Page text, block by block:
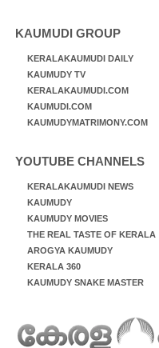
KAUMUDI GROUP
KERALAKAUMUDI DAILY
KAUMUDY TV
KERALAKAUMUDI.COM
KAUMUDI.COM
KAUMUDYMATRIMONY.COM
YOUTUBE CHANNELS
KERALAKAUMUDI NEWS
KAUMUDY
KAUMUDY MOVIES
THE REAL TASTE OF KERALA
AROGYA KAUMUDY
KERALA 360
KAUMUDY SNAKE MASTER